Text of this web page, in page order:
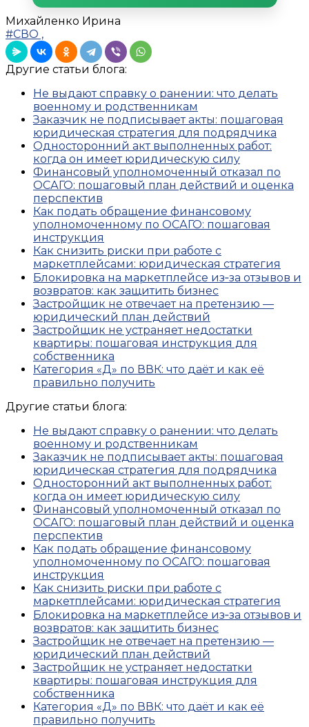
Михайленко Ирина
#СВО ,
Другие статьи блога:
Не выдают справку о ранении: что делать
военному и родственникам
Заказчик не подписывает акты: пошаговая
юридическая стратегия для подрядчика
Односторонний акт выполненных работ:
когда он имеет юридическую силу
Финансовый уполномоченный отказал по
ОСАГО: пошаговый план действий и оценка
перспектив
Как подать обращение финансовому
уполномоченному по ОСАГО: пошаговая
инструкция
Как снизить риски при работе с
маркетплейсами: юридическая стратегия
Блокировка на маркетплейсе из‑за отзывов и
возвратов: как защитить бизнес
Застройщик не отвечает на претензию —
юридический план действий
Застройщик не устраняет недостатки
квартиры: пошаговая инструкция для
собственника
Категория «Д» по ВВК: что даёт и как её
правильно получить
Другие статьи блога:
Не выдают справку о ранении: что делать
военному и родственникам
Заказчик не подписывает акты: пошаговая
юридическая стратегия для подрядчика
Односторонний акт выполненных работ:
когда он имеет юридическую силу
Финансовый уполномоченный отказал по
ОСАГО: пошаговый план действий и оценка
перспектив
Как подать обращение финансовому
уполномоченному по ОСАГО: пошаговая
инструкция
Как снизить риски при работе с
маркетплейсами: юридическая стратегия
Блокировка на маркетплейсе из‑за отзывов и
возвратов: как защитить бизнес
Застройщик не отвечает на претензию —
юридический план действий
Застройщик не устраняет недостатки
квартиры: пошаговая инструкция для
собственника
Категория «Д» по ВВК: что даёт и как её
правильно получить